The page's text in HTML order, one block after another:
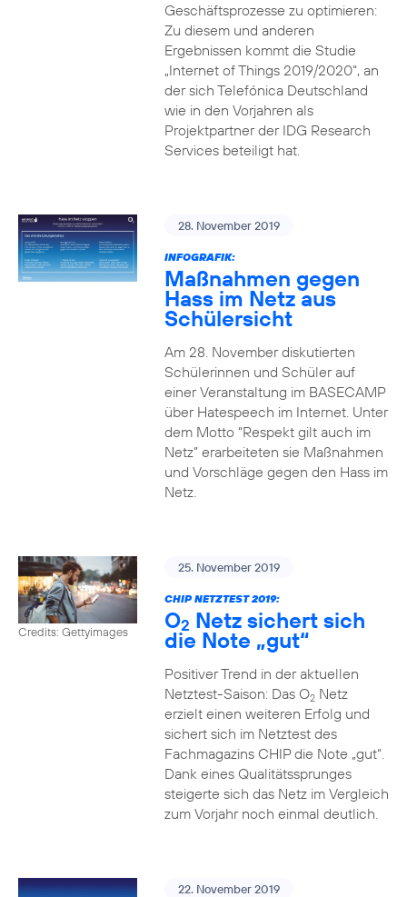
Geschäftsprozesse zu optimieren:
Zu diesem und anderen
Ergebnissen kommt die Studie
„Internet of Things 2019/2020“, an
der sich Telefónica Deutschland
wie in den Vorjahren als
Projektpartner der IDG Research
Services beteiligt hat.
28. November 2019
INFOGRAFIK:
Maßnahmen gegen
Hass im Netz aus
Schülersicht
Am 28. November diskutierten
Schülerinnen und Schüler auf
einer Veranstaltung im BASECAMP
über Hatespeech im Internet. Unter
dem Motto “Respekt gilt auch im
Netz” erarbeiteten sie Maßnahmen
und Vorschläge gegen den Hass im
Netz.
Credits: Gettyimages
25. November 2019
CHIP NETZTEST 2019:
O2 Netz sichert sich
die Note „gut“
Positiver Trend in der aktuellen
Netztest-Saison: Das O2Netz
erzielt einen weiteren Erfolg und
sichert sich im Netztest des
Fachmagazins CHIP die Note „gut“.
Dank eines Qualitätssprunges
steigerte sich das Netz im Vergleich
zum Vorjahr noch einmal deutlich.
22. November 2019